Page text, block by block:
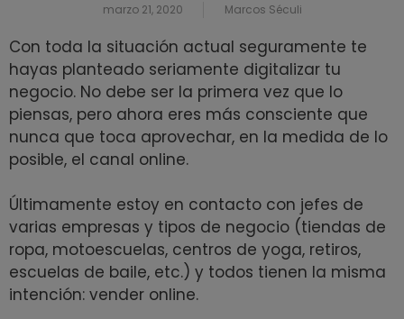
marzo 21, 2020 Marcos Séculi
Con toda la situación actual seguramente te
hayas planteado seriamente digitalizar tu
negocio. No debe ser la primera vez que lo
piensas, pero ahora eres más consciente que
nunca que toca aprovechar, en la medida de lo
posible, el canal online.
Últimamente estoy en contacto con jefes de
varias empresas y tipos de negocio (tiendas de
ropa, motoescuelas, centros de yoga, retiros,
escuelas de baile, etc.) y todos tienen la misma
intención: vender online.